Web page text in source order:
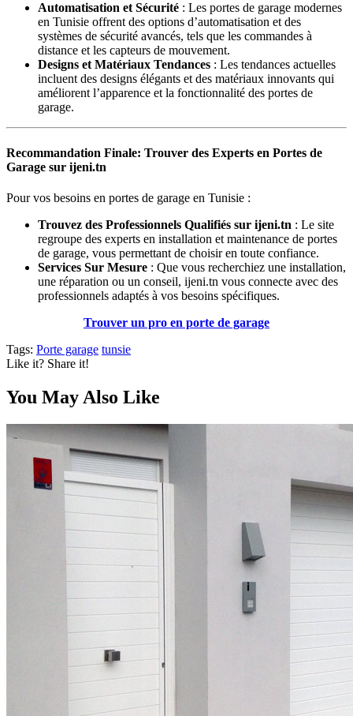
Automatisation et Sécurité : Les portes de garage modernes
en Tunisie offrent des options d’automatisation et des
systèmes de sécurité avancés, tels que les commandes à
distance et les capteurs de mouvement.
Designs et Matériaux Tendances : Les tendances actuelles
incluent des designs élégants et des matériaux innovants qui
améliorent l’apparence et la fonctionnalité des portes de
garage.
Recommandation Finale: Trouver des Experts en Portes de
Garage sur ijeni.tn
Pour vos besoins en portes de garage en Tunisie :
Trouvez des Professionnels Qualifiés sur ijeni.tn : Le site
regroupe des experts en installation et maintenance de portes
de garage, vous permettant de choisir en toute confiance.
Services Sur Mesure : Que vous recherchiez une installation,
une réparation ou un conseil, ijeni.tn vous connecte avec des
professionnels adaptés à vos besoins spécifiques.
Trouver un pro en porte de garage
Tags: Porte garage tunsie
Like it? Share it!
You May Also Like